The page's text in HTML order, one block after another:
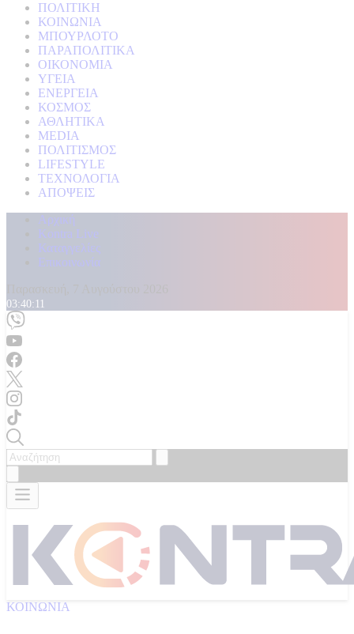
ΠΟΛΙΤΙΚΗ
ΚΟΙΝΩΝΙΑ
ΜΠΟΥΡΛΟΤΟ
ΠΑΡΑΠΟΛΙΤΙΚΑ
ΟΙΚΟΝΟΜΙΑ
ΥΓΕΙΑ
ΕΝΕΡΓΕΙΑ
ΚΟΣΜΟΣ
ΑΘΛΗΤΙΚΑ
MEDIA
ΠΟΛΙΤΙΣΜΟΣ
LIFESTYLE
ΤΕΧΝΟΛΟΓΙΑ
ΑΠΟΨΕΙΣ
Αρχική
Kontra Live
Καταγγελίες
Επικοινωνία
03:40:12
ΚΟΙΝΩΝΙΑ